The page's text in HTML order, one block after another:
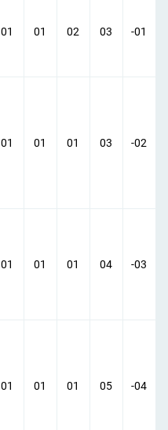
01 01 02 03 -01
01 01 01 03 -02
01 01 01 04 -03
01 01 01 05 -04